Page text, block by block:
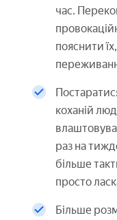
час.
пояснити
коханій
раз на
більше
просто
Більше